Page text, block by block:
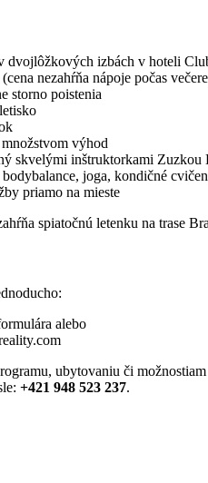
dvojlôžkových izbách v hoteli
nezahŕňa nápoje počas
storno poistenia
výhod
skvelými inštruktorkami
bodybalance, joga, kondičné
priamo na mieste
spiatočnú letenku na trase
alebo
ubytovaniu či
+421 948 523 237.